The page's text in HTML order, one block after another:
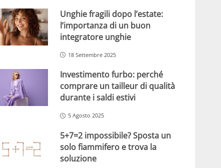
Unghie fragili dopo l’estate:
l’importanza di un buon
integratore unghie
18 Settembre 2025
Investimento furbo: perché
comprare un tailleur di qualità
durante i saldi estivi
5 Agosto 2025
5+7=2 impossibile? Sposta un
solo fiammifero e trova la
soluzione